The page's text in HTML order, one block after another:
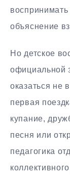
объяснение
Но детское
официальной
оказаться не
первая
купание,
песня или
педагогика